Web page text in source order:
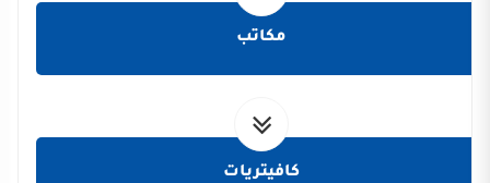
مكاتب
كافيتريات